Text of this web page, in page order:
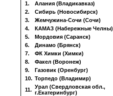
1. Алания (Владикавказ)
2.
Сибирь (Новосибирск)
3.
Жемчужина-Сочи (Сочи)
4.
КАМАЗ (Набережные Челны)
5.
Мордовия (Саранск)
6.
Динамо (Брянск)
7.
ФК Химки (Химки)
8.
Факел (Воронеж)
9.
Газовик (Оренбург)
10. Торпедо (Владимир)
11. Урал (Свердловская обл.,
г.Екатеринбург)